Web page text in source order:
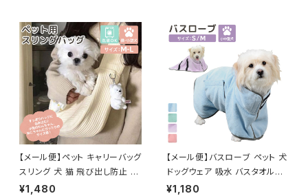
【メール便】ペット キャリーバッグ
スリング 犬 猫 飛び出し防止 抱
っこひも／pets059
¥1,480
【メール便】バスローブ ペット 犬
ドッグウェア 吸水 バスタオル／
pets025
¥1,180